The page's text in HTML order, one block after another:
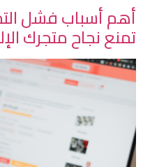
أهم أسباب فشل
تمنع نجاح متجرك